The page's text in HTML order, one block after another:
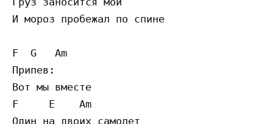
И мороз пробежал по спине
F  G   Am
Припев:
Вот мы вместе
F     E    Am
Один на двоих самолет